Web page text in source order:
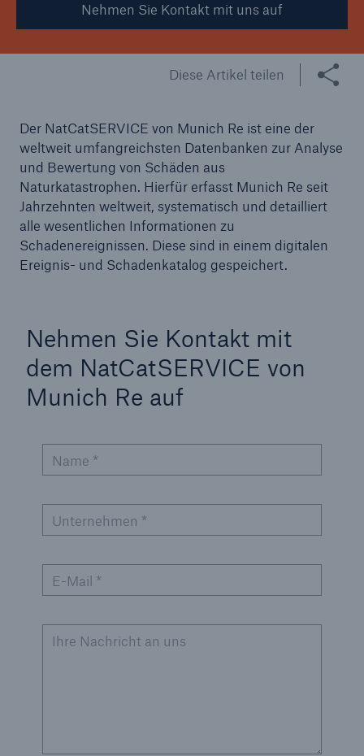
Nehmen Sie Kontakt mit uns auf
Diese Artikel teilen
Der NatCatSERVICE von Munich Re ist eine der
weltweit umfangreichsten Datenbanken zur Analyse
und Bewertung von Schäden aus
Naturkatastrophen. Hierfür erfasst Munich Re seit
Jahrzehnten weltweit, systematisch und detailliert
alle wesentlichen Informationen zu
Schadenereignissen. Diese sind in einem digitalen
Ereignis- und Schadenkatalog gespeichert.
Nehmen Sie Kontakt mit
dem NatCatSERVICE von
Munich Re auf
Name *
Unternehmen *
E-Mail *
Ihre Nachricht an uns
Naturkatastrophen
Versicherungslücke: der Anteil der nicht
versicherten Schäden aus Naturkatastrophen
71.8%